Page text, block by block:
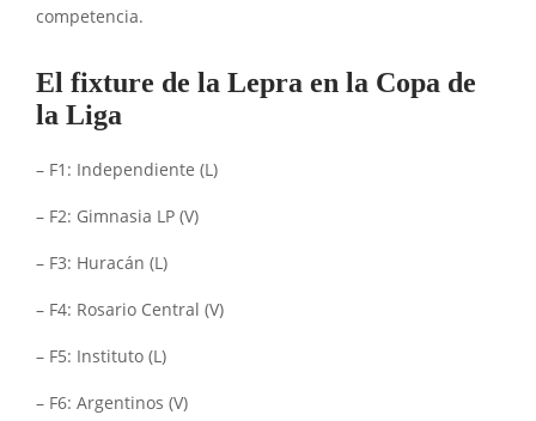
competencia.
El fixture de la Lepra en la Copa de
la Liga
– F1: Independiente (L)
– F2: Gimnasia LP (V)
– F3: Huracán (L)
– F4: Rosario Central (V)
– F5: Instituto (L)
– F6: Argentinos (V)